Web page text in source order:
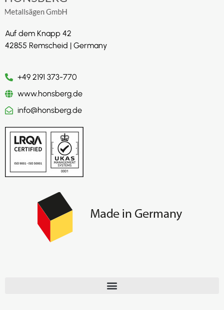
Auf dem Knapp 42
42855 Remscheid | Germany
+49 2191 373-770
www.honsberg.de
info@honsberg.de